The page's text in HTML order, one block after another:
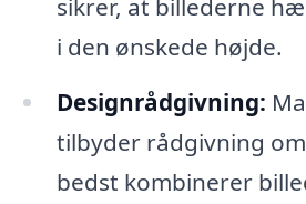
sikrer, at billederne
i den ønskede højde.
Designrådgivning:
tilbyder rådgivning
bedst kombinerer